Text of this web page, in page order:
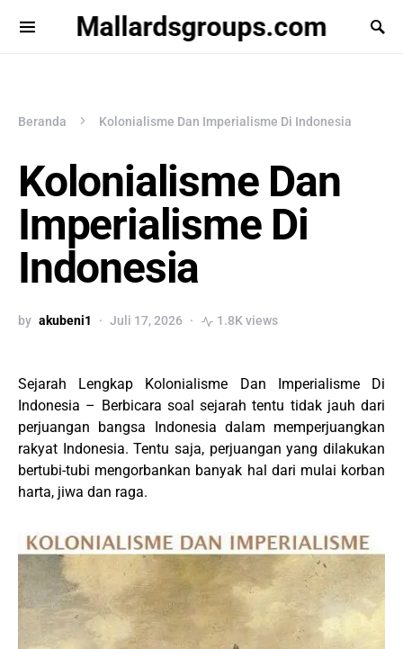
Mallardsgroups.com
Beranda Kolonialisme Dan Imperialisme Di Indonesia
Kolonialisme Dan
Imperialisme Di
Indonesia
by akubeni1 Juli 17, 2026 1.8K views
Sejarah Lengkap Kolonialisme Dan Imperialisme Di
Indonesia – Berbicara soal sejarah tentu tidak jauh dari
perjuangan bangsa Indonesia dalam memperjuangkan
rakyat Indonesia. Tentu saja, perjuangan yang dilakukan
bertubi-tubi mengorbankan banyak hal dari mulai korban
harta, jiwa dan raga.